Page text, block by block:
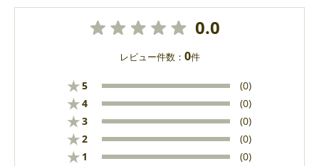
0.0
レビュー件数： 0件
★5 (0)
★4 (0)
★3 (0)
★2 (0)
★ 1 (0)